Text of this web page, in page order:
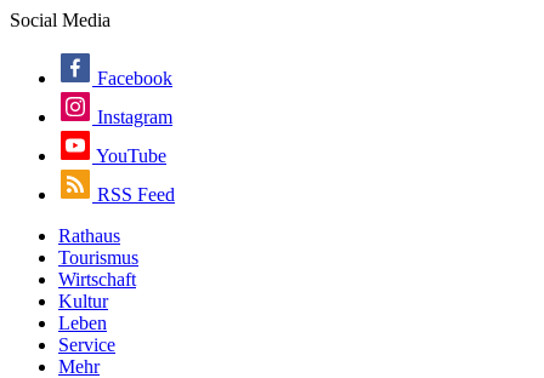
Social Media
Facebook
Instagram
YouTube
RSS Feed
Rathaus
Tourismus
Wirtschaft
Kultur
Leben
Service
Mehr